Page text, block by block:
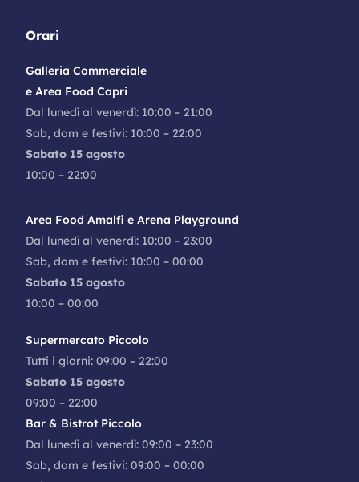
Orari
Galleria Commerciale
e Area Food Capri
Dal lunedì al venerdì: 10:00 – 21:00
Sab, dom e festivi: 10:00 – 22:00
Sabato 15 agosto
10:00 – 22:00
Area Food Amalfi e Arena Playground
Dal lunedì al venerdì: 10:00 – 23:00
Sab, dom e festivi: 10:00 – 00:00
Sabato 15 agosto
10:00 – 00:00
Supermercato Piccolo
Tutti i giorni: 09:00 – 22:00
Sabato 15 agosto
09:00 – 22:00
Bar & Bistrot Piccolo
Dal lunedì al venerdì: 09:00 – 23:00
Sab, dom e festivi: 09:00 – 00:00